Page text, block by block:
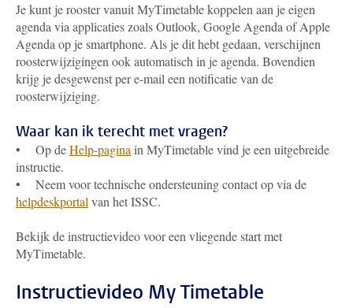
Je kunt je rooster vanuit MyTimetable koppelen aan je eigen
agenda via applicaties zoals Outlook, Google Agenda of Apple
Agenda op je smartphone. Als je dit hebt gedaan, verschijnen
roosterwijzigingen ook automatisch in je agenda. Bovendien
krijg je desgewenst per e-mail een notificatie van de
roosterwijziging.
Waar kan ik terecht met vragen?
• Op deHelp-pagina in MyTimetable vind je een uitgebreide
instructie.
• Neem voor technische ondersteuning contact op via de
helpdeskportal van het ISSC.
Bekijk de instructievideo voor een vliegende start met
MyTimetable.
Instructievideo My Timetable